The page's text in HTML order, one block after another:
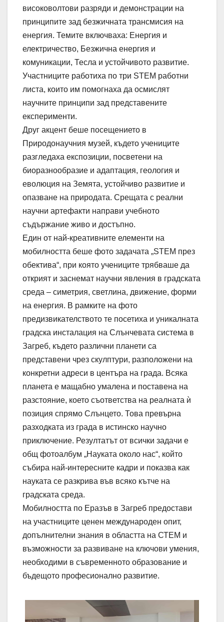
високоволтови разряди и демонстрации на
принципите зад безжичната трансмисия на
енергия. Темите включваха: Енергия и
електричество, Безжична енергия и
комуникации, Тесла и устойчивото развитие.
Участниците работиха по три STEM работни
листа, които им помогнаха да осмислят
научните принципи зад представените
експерименти.
Друг акцент беше посещението в
Природонаучния музей, където учениците
разгледаха експозиции, посветени на
биоразнообразие и адаптация, геология и
еволюция на Земята, устойчиво развитие и
опазване на природата. Срещата с реални
научни артефакти направи учебното
съдържание живо и достъпно.
Един от най-креативните елементи на
мобилността беше фото задачата „STEM през
обектива“, при която учениците трябваше да
открият и заснемат научни явления в градската
среда – симетрия, светлина, движение, форми
на енергия. В рамките на фото
предизвикателството те посетиха и уникалната
градска инсталация на Слънчевата система в
Загреб, където различни планети са
представени чрез скулптури, разположени на
конкретни адреси в центъра на града. Всяка
планета е мащабно умалена и поставена на
разстояние, което съответства на реалната ѝ
позиция спрямо Слънцето. Това превърна
разходката из града в истинско научно
приключение. Резултатът от всички задачи е
общ фотоалбум „Науката около нас“, който
събира най-интересните кадри и показва как
науката се разкрива във всяко кътче на
градската среда.
Мобилността по Еразъв в Загреб предостави
на участниците ценен международен опит,
допълнителни знания в областта на СТЕМ и
възможности за развиване на ключови умения,
необходими в съвременното образование и
бъдещото професионално развитие.